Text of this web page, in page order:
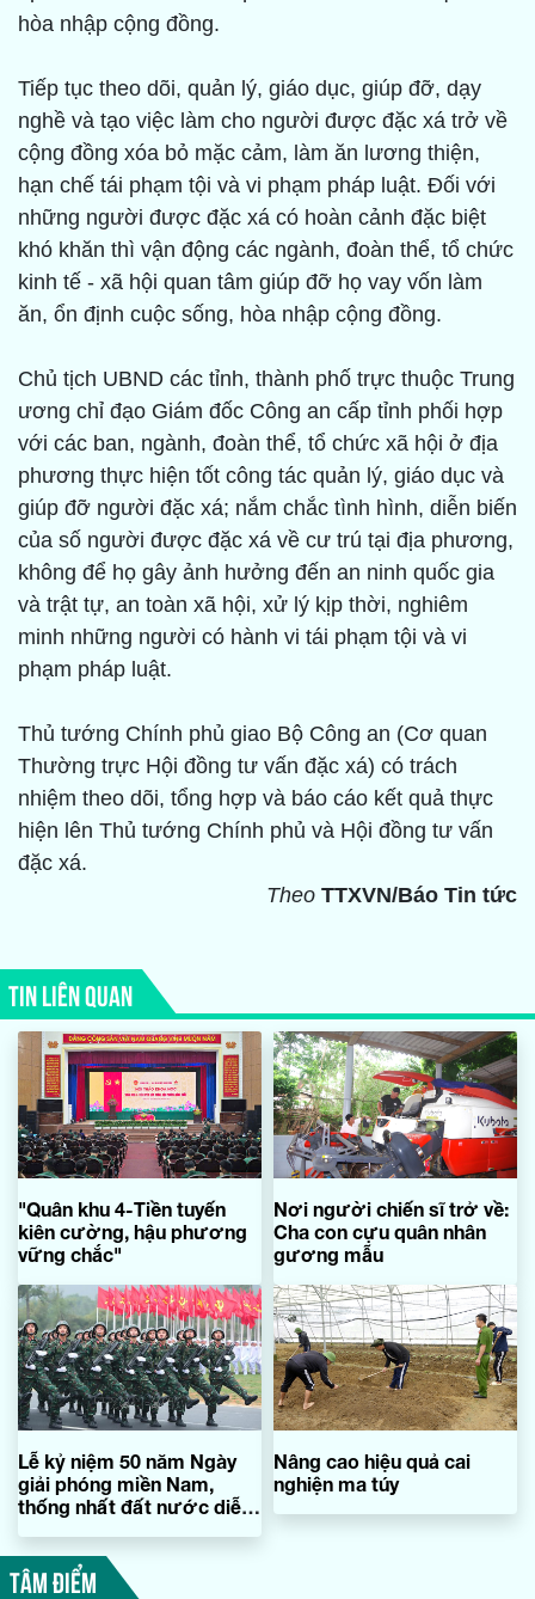
hòa nhập cộng đồng.
Tiếp tục theo dõi, quản lý, giáo dục, giúp đỡ, dạy
nghề và tạo việc làm cho người được đặc xá trở về
cộng đồng xóa bỏ mặc cảm, làm ăn lương thiện,
hạn chế tái phạm tội và vi phạm pháp luật. Đối với
những người được đặc xá có hoàn cảnh đặc biệt
khó khăn thì vận động các ngành, đoàn thể, tổ chức
kinh tế - xã hội quan tâm giúp đỡ họ vay vốn làm
ăn, ổn định cuộc sống, hòa nhập cộng đồng.
Chủ tịch UBND các tỉnh, thành phố trực thuộc Trung
ương chỉ đạo Giám đốc Công an cấp tỉnh phối hợp
với các ban, ngành, đoàn thể, tổ chức xã hội ở địa
phương thực hiện tốt công tác quản lý, giáo dục và
giúp đỡ người đặc xá; nắm chắc tình hình, diễn biến
của số người được đặc xá về cư trú tại địa phương,
không để họ gây ảnh hưởng đến an ninh quốc gia
và trật tự, an toàn xã hội, xử lý kịp thời, nghiêm
minh những người có hành vi tái phạm tội và vi
phạm pháp luật.
Thủ tướng Chính phủ giao Bộ Công an (Cơ quan
Thường trực Hội đồng tư vấn đặc xá) có trách
nhiệm theo dõi, tổng hợp và báo cáo kết quả thực
hiện lên Thủ tướng Chính phủ và Hội đồng tư vấn
đặc xá.
Theo TTXVN/Báo Tin tức
TIN LIÊN QUAN
"Quân khu 4-Tiền tuyến
kiên cường, hậu phương
vững chắc"
Nơi người chiến sĩ trở về:
Cha con cựu quân nhân
gương mẫu
Lễ kỷ niệm 50 năm Ngày
giải phóng miền Nam,
thống nhất đất nước diễn
30/4
Nâng cao hiệu quả cai
nghiện ma túy
TÂM ĐIỂM